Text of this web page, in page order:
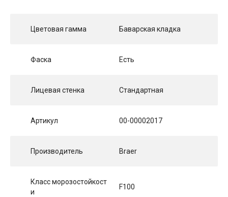
Цветовая гамма Баварская кладка
Фаска Есть
Лицевая стенка Стандартная
Артикул 00-00002017
Производитель Braer
Класс морозостойкост
и
F100